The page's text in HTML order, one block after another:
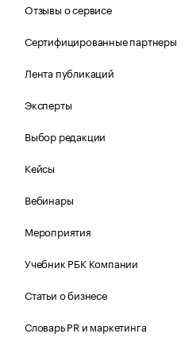
Отзывы о сервисе
Сертифицированные партнеры
Лента публикаций
Эксперты
Выбор редакции
Кейсы
Вебинары
Мероприятия
Учебник РБК Компании
Статьи о бизнесе
Словарь PR и маркетинга